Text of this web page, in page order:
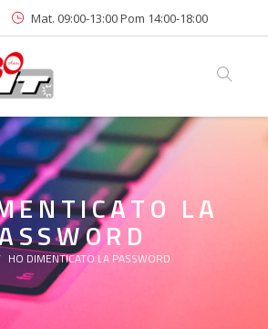
Mat. 09:00-13:00 Pom 14:00-18:00
Riservata
LA
HO DIMENTICATO LA PASSWORD